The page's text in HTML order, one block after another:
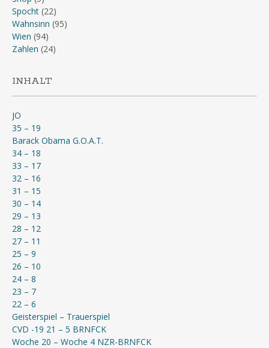
Spocht (22)
Wahnsinn (95)
Wien (94)
Zahlen (24)
INHALT
JO
35 – 19
Barack Obama G.O.A.T.
34 – 18
33 – 17
32 – 16
31 – 15
30 – 14
29 – 13
28 – 12
27 – 11
25 – 9
26 – 10
24 – 8
23 – 7
22 – 6
Geisterspiel – Trauerspiel
CVD -19 21 – 5 BRNFCK
Woche 20 – Woche 4 NZR-BRNFCK